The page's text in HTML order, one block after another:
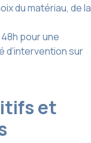
du matériau, de la
pour une
d’intervention sur
et